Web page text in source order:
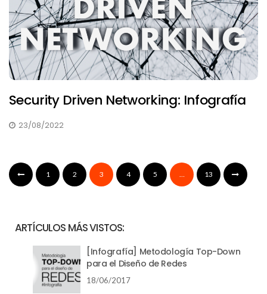
Security Driven Networking: Infografía
23/08/2022
1 2 3 4 5 … 13
ARTÍCULOS MÁS VISTOS:
[Infografía] Metodología Top-Down
para el Diseño de Redes
18/06/2017